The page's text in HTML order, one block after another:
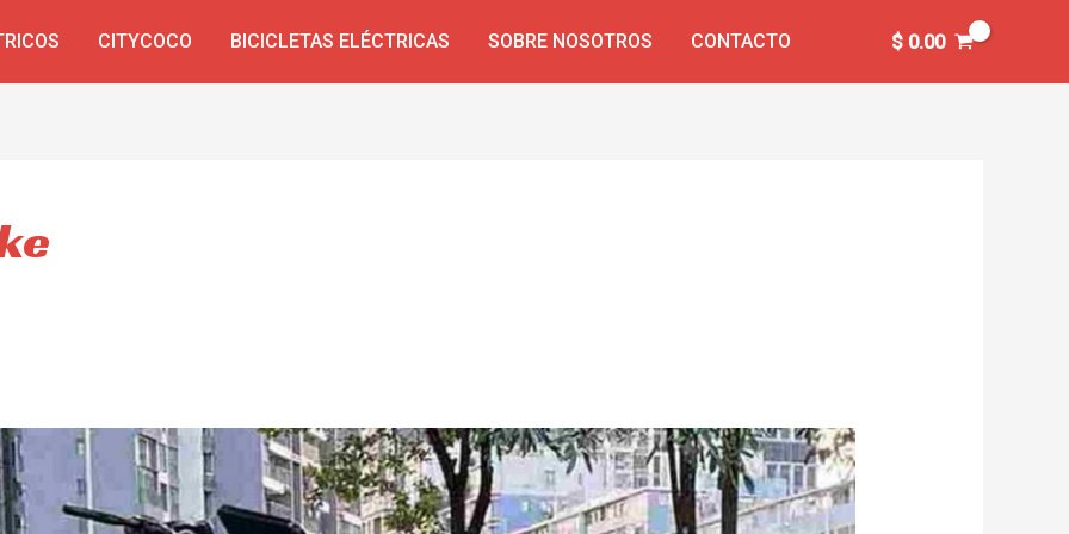
CITYCOCO BICICLETAS ELÉCTRICAS SOBRE NOSOTROS CONTACTO $0.00